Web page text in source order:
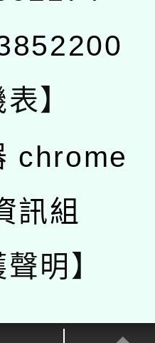
】
chrome
訊組
明】